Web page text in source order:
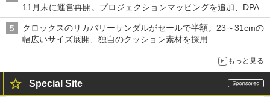
11月末に運営再開。プロジェクションマッピングを追加、DPA
は1500円
クロックスのリカバリーサンダルがセールで半額。23～31cmの
幅広いサイズ展開、独自のクッション素材を採用
もっと見る
Special Site